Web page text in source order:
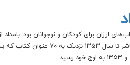
کودکان و نوجوانان